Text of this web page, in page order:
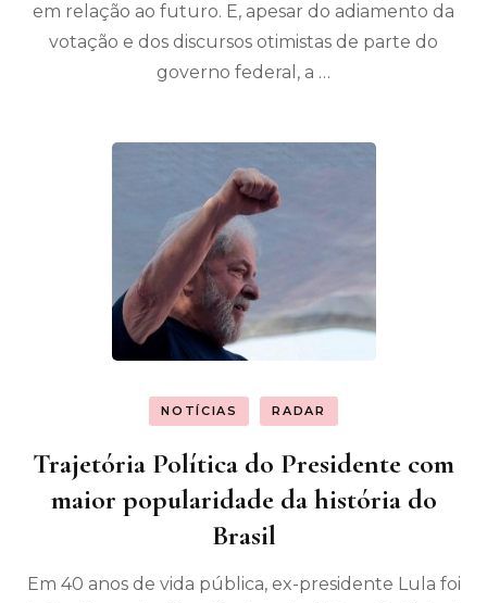
em relação ao futuro. E, apesar do adiamento da
votação e dos discursos otimistas de parte do
governo federal, a …
NOTÍCIAS RADAR
Trajetória Política do Presidente com
maior popularidade da história do
Brasil
Em 40 anos de vida pública, ex-presidente Lula foi